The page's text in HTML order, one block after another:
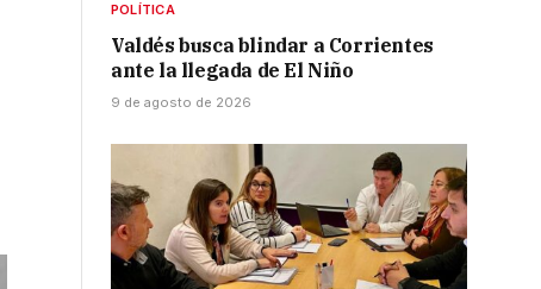
POLÍTICA
Valdés busca blindar a Corrientes
ante la llegada de El Niño
9 de agosto de 2026